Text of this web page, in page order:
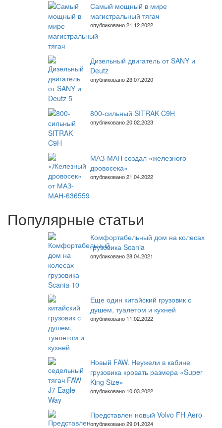
Самый мощный в мире
магистральный тягач
опубликовано 21.12.2022
Дизельный двигатель от SANY и
Deutz
опубликовано 23.07.2020
800-сильный SITRAK C9H
опубликовано 20.02.2023
МАЗ-МАН создал «железного
дровосека»
опубликовано 21.04.2022
Популярные статьи
Комфортабельный дом на колесах
грузовика Scania
опубликовано 28.04.2021
Еще один китайский грузовик с
душем, туалетом и кухней
опубликовано 11.02.2022
Новый FAW. Неужели в кабине
грузовика кровать размера «Super
King Size»
опубликовано 10.03.2022
Представлен новый Volvo FH Aero
опубликовано 29.01.2024